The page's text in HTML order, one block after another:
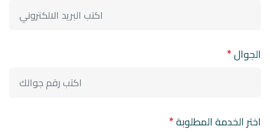
الجوال*
اختر الخدمة المطلوبة*